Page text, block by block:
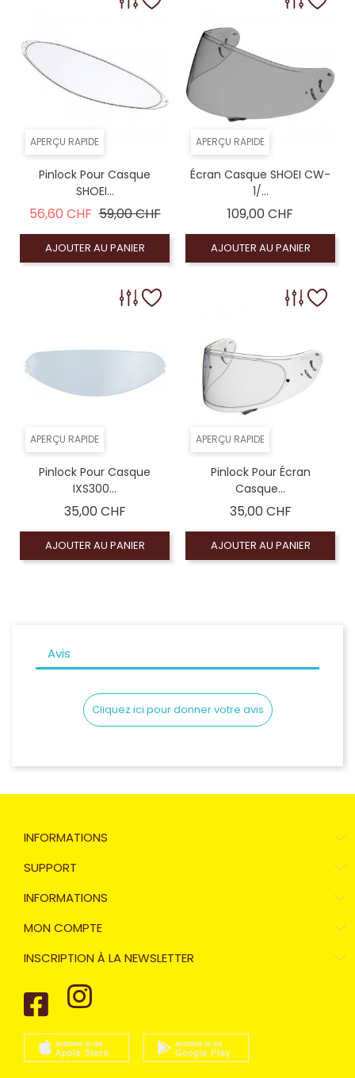
Coloré (non homologué), Écran fumé foncé 100%
APERÇU RAPIDE
Pinlock Pour Casque
SHOEI...
56,60 CHF Prix de base
59,00 CHFPrix
AJOUTER AU PANIER
APERÇU RAPIDE
Écran Casque SHOEI CW-
1/...
109,00 CHF
AJOUTER AU PANIER
APERÇU RAPIDE
Pinlock Pour Casque
IXS300...
35,00 CHFPrix
AJOUTER AU PANIER
APERÇU RAPIDE
Pinlock Pour Écran
Casque...
35,00 CHFPrix
AJOUTER AU PANIER
Avis
Cliquez ici pour donner votre avis
INFORMATIONS
SUPPORT
INFORMATIONS
MON COMPTE
INSCRIPTION À LA NEWSLETTER